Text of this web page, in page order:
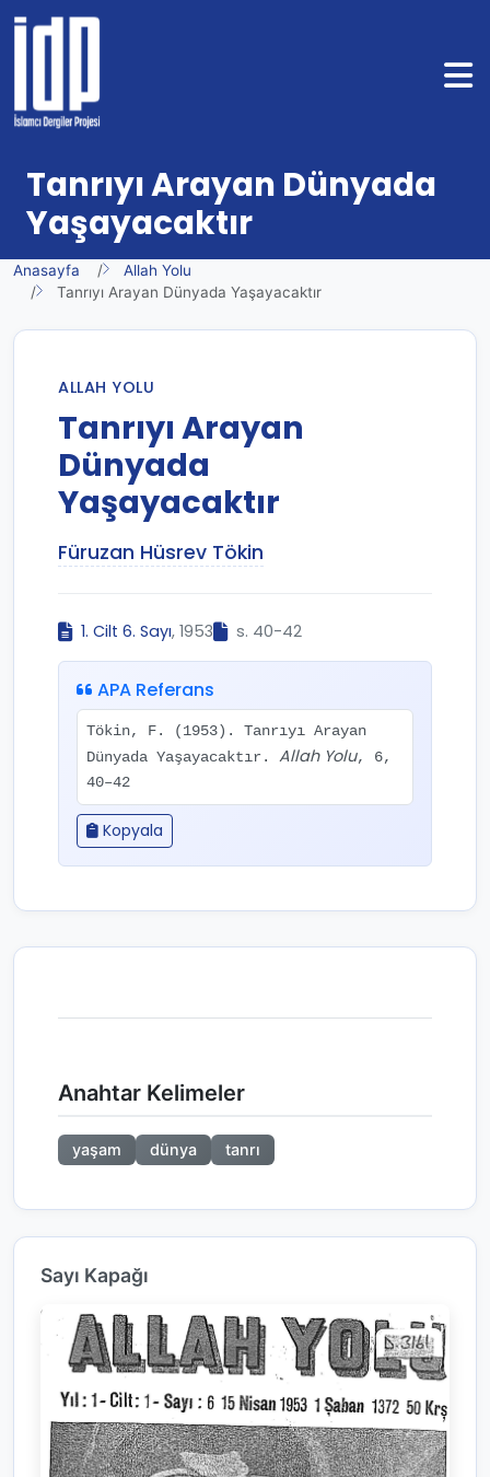
Tanrıyı Arayan Dünyada
Yaşayacaktır
Anasayfa
Allah Yolu
Tanrıyı Arayan Dünyada Yaşayacaktır
ALLAH YOLU
Tanrıyı Arayan
Dünyada
Yaşayacaktır
Füruzan Hüsrev Tökin
1. Cilt 6. Sayı, 1953 s. 40-42
APA Referans
Tökin, F. (1953). Tanrıyı Arayan
Dünyada Yaşayacaktır. Allah Yolu, 6,
40–42
Kopyala
Anahtar Kelimeler
yaşam dünya tanrı
Sayı Kapağı